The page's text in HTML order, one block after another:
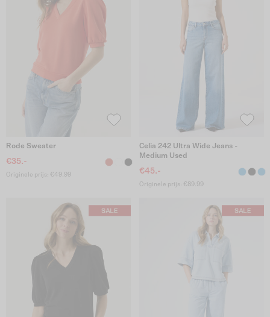
Rode Sweater
€35.-
Originele prijs: €49.99
Celia 242 Ultra Wide Jeans -
Medium Used
€45.-
Originele prijs: €89.99